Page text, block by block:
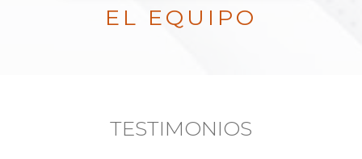
EL EQUIPO
TESTIMONIOS